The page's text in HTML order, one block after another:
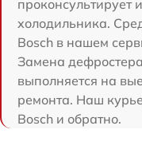
проконсультирует
холодильника.
Bosch в нашем
Замена
выполняется на
ремонта. Наш
Bosch и обратно.